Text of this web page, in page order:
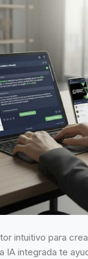
intuitivo para
IA integrada te